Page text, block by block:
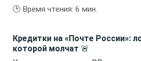
🕑 Время чтения: 6 мин.
Кредитки на «Почте России»:
которой молчат 🚨